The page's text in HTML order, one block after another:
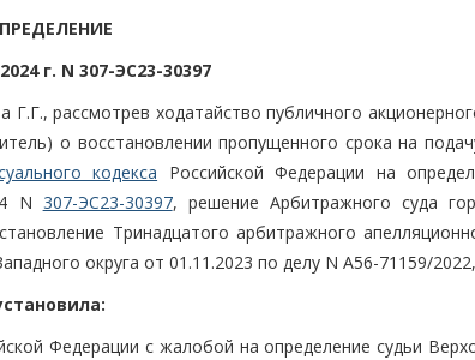
г. N 307-ЭС23-30397
рассмотрев ходатайство публичного
о восстановлении пропущенного срока на
кодекса Российской Федерации на
N 307-ЭС23-30397, решение Арбитражного суда
Тринадцатого арбитражного
округа от 01.11.2023 по делу N А56-71159/2022,
Федерации с жалобой на определение судьи